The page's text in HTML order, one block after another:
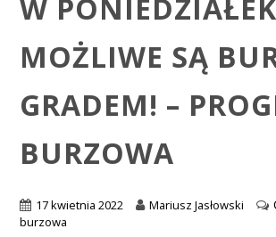
W PONIEDZIAŁEK
MOŻLIWE SĄ
GRADEM! –
BURZOWA
17 kwietnia 2022 Mariusz Jasłowski
burzowa